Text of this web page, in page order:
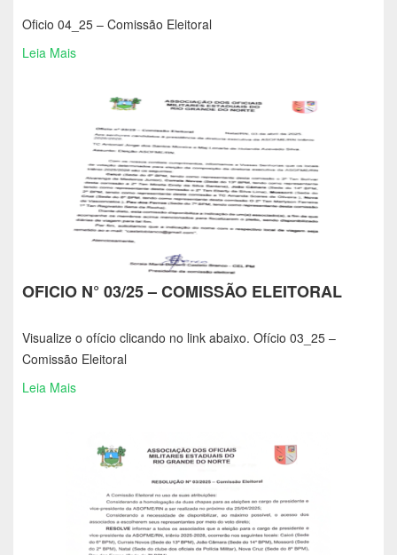
Oficio 04_25 – Comissão Eleitoral
Leia Mais
OFICIO N° 03/25 – COMISSÃO ELEITORAL
Visualize o ofício clicando no link abaixo. Ofício 03_25 –
Comissão Eleitoral
Leia Mais